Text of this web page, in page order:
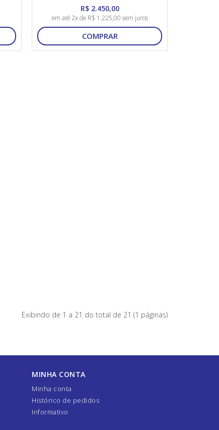
R$ 2.450,00
em até 2x de R$ 1.225,00 sem juros
COMPRAR
Exibindo de 1 a 21 do total de 21 (1 páginas)
MINHA CONTA
Minha conta
Histórico de pedidos
Informativo